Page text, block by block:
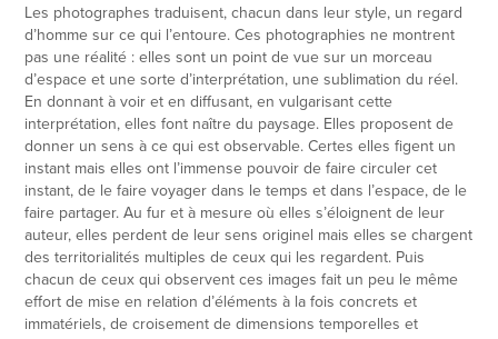
Les photographes traduisent, chacun dans leur style, un regard
d’homme sur ce qui l’entoure. Ces photographies ne montrent
pas une réalité : elles sont un point de vue sur un morceau
d’espace et une sorte d’interprétation, une sublimation du réel.
En donnant à voir et en diffusant, en vulgarisant cette
interprétation, elles font naître du paysage. Elles proposent de
donner un sens à ce qui est observable. Certes elles figent un
instant mais elles ont l’immense pouvoir de faire circuler cet
instant, de le faire voyager dans le temps et dans l’espace, de le
faire partager. Au fur et à mesure où elles s’éloignent de leur
auteur, elles perdent de leur sens originel mais elles se chargent
des territorialités multiples de ceux qui les regardent. Puis
chacun de ceux qui observent ces images fait un peu le même
effort de mise en relation d’éléments à la fois concrets et
immatériels, de croisement de dimensions temporelles et